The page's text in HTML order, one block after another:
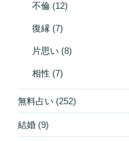
不倫 (12)
復縁 (7)
片思い (8)
相性 (7)
無料占い (252)
結婚 (9)